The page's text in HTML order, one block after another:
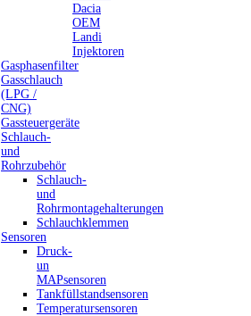
Dacia
OEM
Landi
Injektoren
Gasphasenfilter
Gasschlauch
(LPG /
CNG)
Gassteuergeräte
Schlauch-
und
Rohrzubehör
Schlauch-
und
Rohrmontagehalterungen
Schlauchklemmen
Sensoren
Druck-
un
MAPsensoren
Tankfüllstandsensoren
Temperatursensoren